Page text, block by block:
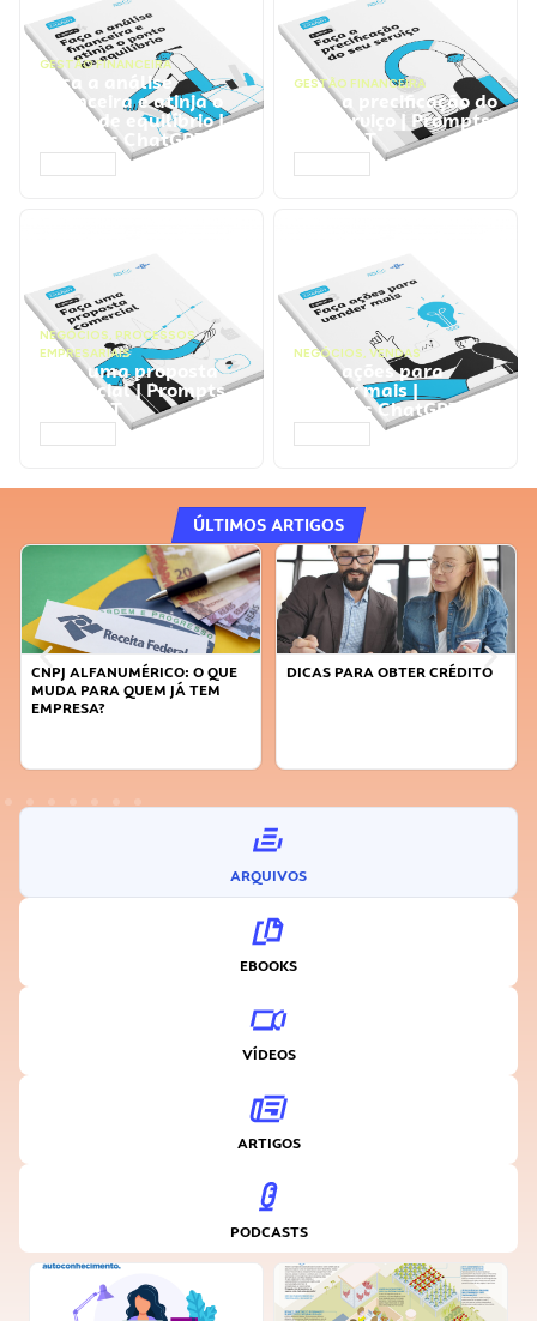
GESTÃO FINANCEIRA
Faça a análise
financeira e atinja o
ponto de equilíbrio |
Prompts ChatGPT
GESTÃO FINANCEIRA
Faça a precificação do
seu serviço | Prompts
ChatGPT
NEGÓCIOS, PROCESSOS
EMPRESARIAIS
Faça uma proposta
comercial | Prompts
ChatGPT
NEGÓCIOS, VENDAS
Faça ações para
vender mais |
Prompts ChatGPT
ÚLTIMOS ARTIGOS
CNPJ ALFANUMÉRICO: O QUE
MUDA PARA QUEM JÁ TEM
EMPRESA?
DICAS PARA OBTER CRÉDITO
ARQUIVOS
EBOOKS
VÍDEOS
ARTIGOS
PODCASTS